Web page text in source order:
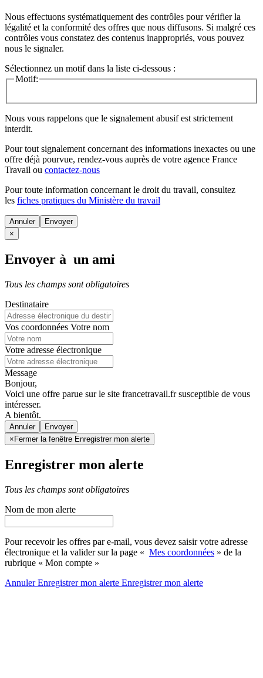
Nous effectuons systématiquement des contrôles pour vérifier la
légalité et la conformité des offres que nous diffusons. Si malgré ces
contrôles vous constatez des contenus inappropriés, vous pouvez
nous le signaler.
Sélectionnez un motif dans la liste ci-dessous :
Motif:
Nous vous rappelons que le signalement abusif est strictement
interdit.
Pour tout signalement concernant des informations inexactes ou une
offre déjà pourvue, rendez-vous auprès de votre agence France
Travail ou contactez-nous
Pour toute information concernant le droit du travail, consultez
les fiches pratiques du Ministère du travail
Annuler
×
Envoyer à un ami
Tous les champs sont obligatoires
Destinataire
Vos coordonnées Votre nom
Votre adresse électronique
Message
Bonjour,
Voici une offre parue sur le site francetravail.fr susceptible de vous
intéresser.
A bientôt.
Annuler
× Fermer la fenêtre Enregistrer mon alerte
Enregistrer mon alerte
Tous les champs sont obligatoires
Nom de mon alerte
Pour recevoir les offres par e-mail, vous devez saisir votre adresse
électronique et la valider sur la page « Mes coordonnées » de la
rubrique « Mon compte »
AnnulerEnregistrer mon alerte Enregistrermon alerte